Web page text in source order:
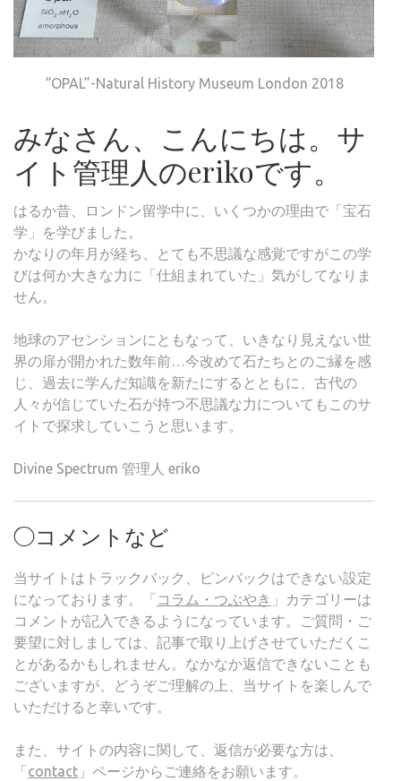
“OPAL”-Natural History Museum London 2018
みなさん、こんにちは。サ
イト管理人のerikoです。
はるか昔、ロンドン留学中に、いくつかの理由で「宝石
学」を学びました。
かなりの年月が経ち、とても不思議な感覚ですがこの学
びは何か大きな力に「仕組まれていた」気がしてなりま
せん。
地球のアセンションにともなって、いきなり見えない世
界の扉が開かれた数年前…今改めて石たちとのご縁を感
じ、過去に学んだ知識を新たにするとともに、古代の
人々が信じていた石が持つ不思議な力についてもこのサ
イトで探求していこうと思います。
Divine Spectrum 管理人 eriko
◯コメントなど
当サイトはトラックバック、ピンバックはできない設定
になっております。「 コラム・つぶやき 」カテゴリーは
コメントが記入できるようになっています。ご質問・ご
要望に対しましては、記事で取り上げさせていただくこ
とがあるかもしれません。なかなか返信できないことも
ございますが、どうぞご理解の上、当サイトを楽しんで
いただけると幸いです。
また、サイトの内容に関して、返信が必要な方は、
「 contact 」ページからご連絡をお願います。